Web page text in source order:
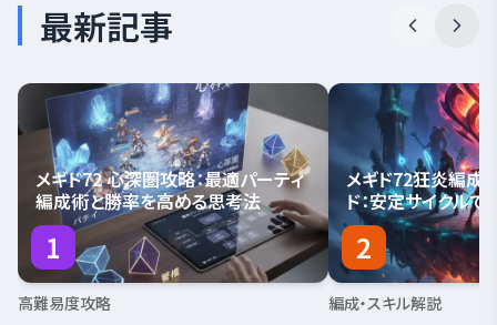
最新記事
1
メギド72 心深圏攻略：最適パーティ
編成術と勝率を高める思考法
高難易度攻略
2
メギド72狂炎編成
ド：安定サイクル
編成・スキル解説